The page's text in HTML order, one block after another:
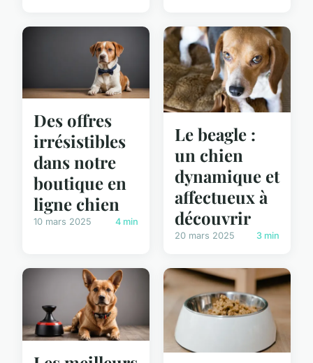
Des offres
irrésistibles
dans notre
boutique en
ligne chien
10 mars 2025 4 min
Le beagle :
un chien
dynamique et
affectueux à
découvrir
20 mars 2025 3 min